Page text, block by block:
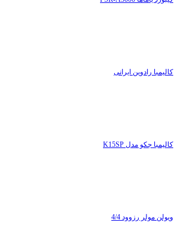
کالیمبا رادوین ایرانی
کالیمبا جکو مدل K15SP
ویولن مولر رزوود 4/4